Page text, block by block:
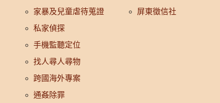
家暴及兒童虐待蒐證
私家偵探
手機監聽定位
找人尋人尋物
跨國海外專案
通姦除罪
屏東徵信社